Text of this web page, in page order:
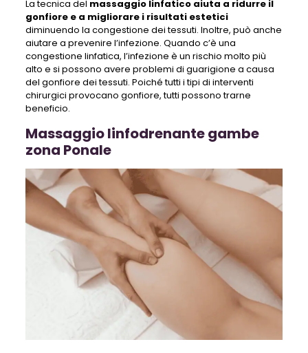
La tecnica del massaggio linfatico aiuta a ridurre il
gonfiore e a migliorare i risultati estetici
diminuendo la congestione dei tessuti. Inoltre, può anche
aiutare a prevenire l’infezione. Quando c’è una
congestione linfatica, l’infezione è un rischio molto più
alto e si possono avere problemi di guarigione a causa
del gonfiore dei tessuti. Poiché tutti i tipi di interventi
chirurgici provocano gonfiore, tutti possono trarne
beneficio.
Massaggio linfodrenante gambe
zona Ponale